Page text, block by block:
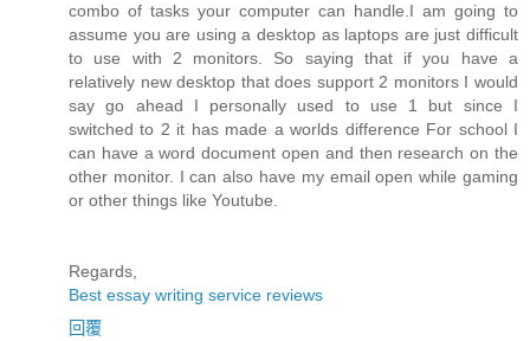
combo of tasks your computer can handle.I am going to
assume you are using a desktop as laptops are just difficult
to use with 2 monitors. So saying that if you have a
relatively new desktop that does support 2 monitors I would
say go ahead I personally used to use 1 but since I
switched to 2 it has made a worlds difference For school I
can have a word document open and then research on the
other monitor. I can also have my email open while gaming
or other things like Youtube.
Regards,
Best essay writing service reviews
回覆